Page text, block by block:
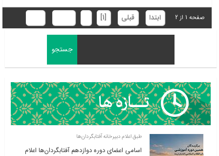
صفحه 1 از 2 ابتدا قبلی [1]
طبق اعلام دبیرخانه آفتابگردان‌ها
اسامی اعضای دوره دوازدهم آفتابگردان‌ها اعلام